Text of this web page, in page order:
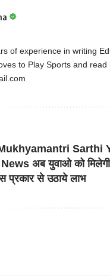
of experience in writing
to Play Sports and
Sarthi
अब युवाओ को मिलेगी
प्रकार से उठाये लाभ